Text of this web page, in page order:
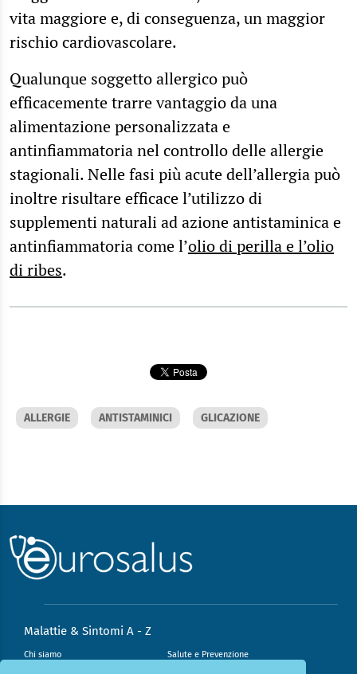
vita maggiore e, di conseguenza, un maggior
rischio cardiovascolare.
Qualunque soggetto allergico può
efficacemente trarre vantaggio da una
alimentazione personalizzata e
antinfiammatoria nel controllo delle allergie
stagionali. Nelle fasi più acute dell’allergia può
inoltre risultare efficace l’utilizzo di
supplementi naturali ad azione antistaminica e
antinfiammatoria come l’olio di perilla e l’olio
di ribes.
ALLERGIE ANTISTAMINICI GLICAZIONE
Malattie & Sintomi A - Z
Chi siamo Salute e Prevenzione